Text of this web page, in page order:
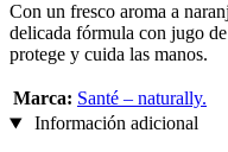
Con un fresco aroma a
delicada fórmula con jugo
protege y cuida las manos.
Marca: Santé – naturally.
Información adicional